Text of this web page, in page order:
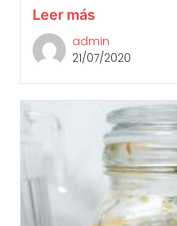
Leer más
admin
21/07/2020